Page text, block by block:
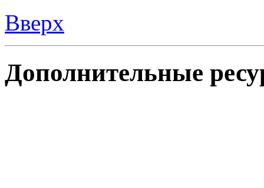
Вверх
Дополнительные